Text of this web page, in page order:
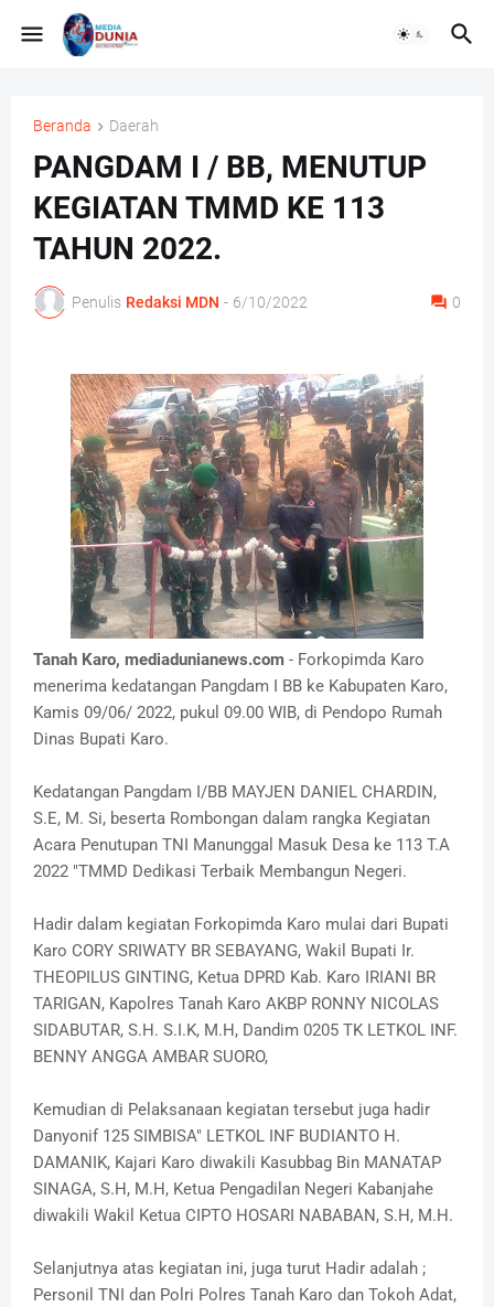
Beranda Daerah
PANGDAM I / BB, MENUTUP
KEGIATAN TMMD KE 113
TAHUN 2022.
Penulis Redaksi MDN - 6/10/2022 0
Tanah Karo, mediadunianews.com - Forkopimda Karo
menerima kedatangan Pangdam I BB ke Kabupaten Karo,
Kamis 09/06/ 2022, pukul 09.00 WIB, di Pendopo Rumah
Dinas Bupati Karo.
Kedatangan Pangdam I/BB MAYJEN DANIEL CHARDIN,
S.E, M. Si, beserta Rombongan dalam rangka Kegiatan
Acara Penutupan TNI Manunggal Masuk Desa ke 113 T.A
2022 "TMMD Dedikasi Terbaik Membangun Negeri.
Hadir dalam kegiatan Forkopimda Karo mulai dari Bupati
Karo CORY SRIWATY BR SEBAYANG, Wakil Bupati Ir.
THEOPILUS GINTING, Ketua DPRD Kab. Karo IRIANI BR
TARIGAN, Kapolres Tanah Karo AKBP RONNY NICOLAS
SIDABUTAR, S.H. S.I.K, M.H, Dandim 0205 TK LETKOL INF.
BENNY ANGGA AMBAR SUORO,
Kemudian di Pelaksanaan kegiatan tersebut juga hadir
Danyonif 125 SIMBISA" LETKOL INF BUDIANTO H.
DAMANIK, Kajari Karo diwakili Kasubbag Bin MANATAP
SINAGA, S.H, M.H, Ketua Pengadilan Negeri Kabanjahe
diwakili Wakil Ketua CIPTO HOSARI NABABAN, S.H, M.H.
Selanjutnya atas kegiatan ini, juga turut Hadir adalah ;
Personil TNI dan Polri Polres Tanah Karo dan Tokoh Adat,